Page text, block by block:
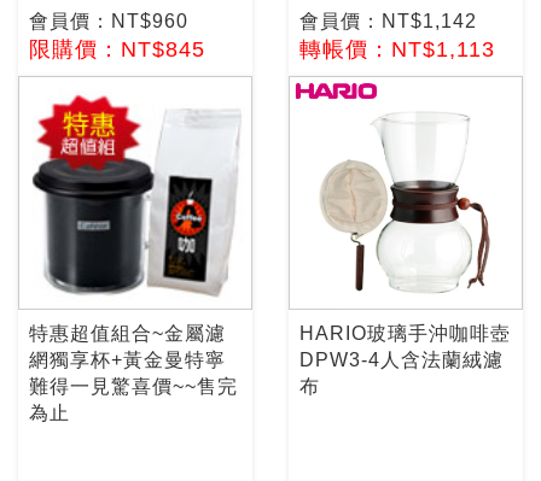
會員價：NT$960
限購價：NT$845
會員價：NT$1,142
轉帳價：NT$1,113
特惠超值組合~金屬濾
網獨享杯+黃金曼特寧
難得一見驚喜價~~售完
為止
HARIO玻璃手沖咖啡壺
DPW3-4人含法蘭絨濾
布